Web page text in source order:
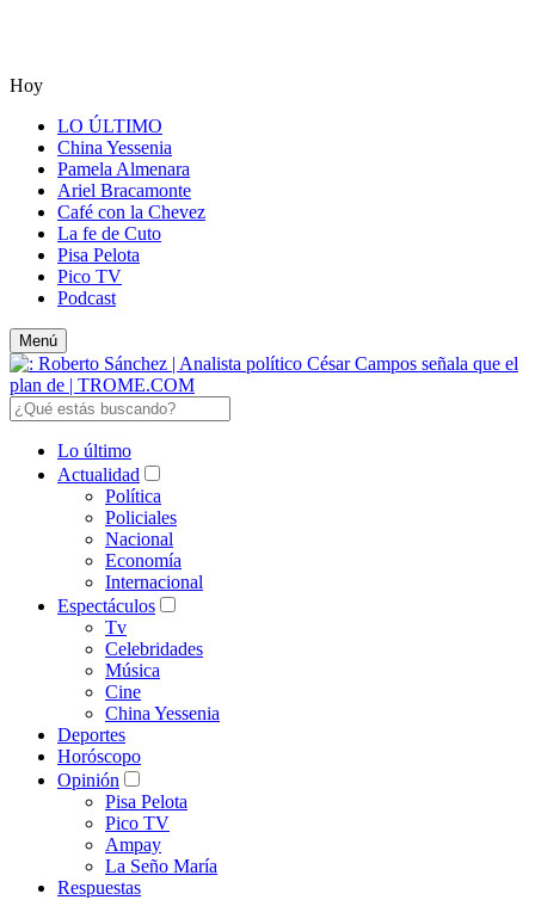
Hoy
LO ÚLTIMO
China Yessenia
Pamela Almenara
Ariel Bracamonte
Café con la Chevez
La fe de Cuto
Pisa Pelota
Pico TV
Podcast
Menú
Lo último
Actualidad
Política
Policiales
Nacional
Economía
Internacional
Espectáculos
Tv
Celebridades
Música
Cine
China Yessenia
Deportes
Horóscopo
Opinión
Pisa Pelota
Pico TV
Ampay
La Seño María
Respuestas